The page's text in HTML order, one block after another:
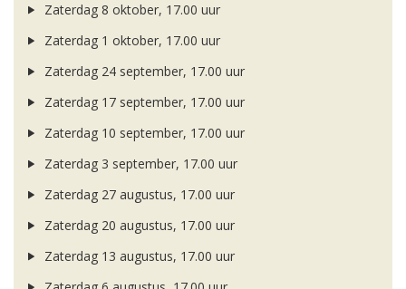
Zaterdag 8 oktober, 17.00 uur
Zaterdag 1 oktober, 17.00 uur
Zaterdag 24 september, 17.00 uur
Zaterdag 17 september, 17.00 uur
Zaterdag 10 september, 17.00 uur
Zaterdag 3 september, 17.00 uur
Zaterdag 27 augustus, 17.00 uur
Zaterdag 20 augustus, 17.00 uur
Zaterdag 13 augustus, 17.00 uur